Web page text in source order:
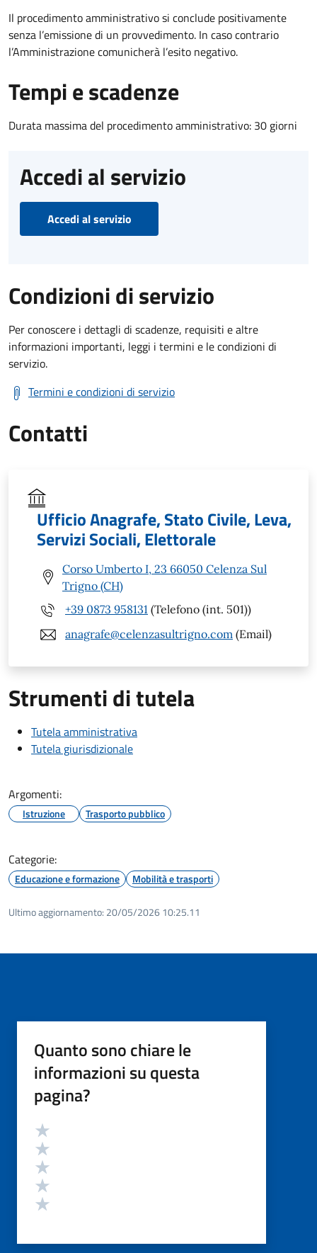
Il procedimento amministrativo si conclude positivamente
senza l’emissione di un provvedimento. In caso contrario
l’Amministrazione comunicherà l’esito negativo.
Tempi e scadenze
Durata massima del procedimento amministrativo: 30 giorni
Accedi al servizio
Accedi al servizio
Condizioni di servizio
Per conoscere i dettagli di scadenze, requisiti e altre
informazioni importanti, leggi i termini e le condizioni di
servizio.
Termini e condizioni di servizio
Contatti
Ufficio Anagrafe, Stato Civile, Leva,
Servizi Sociali, Elettorale
Corso Umberto I, 23 66050 Celenza Sul
Trigno (CH)
+39 0873 958131 (Telefono (int. 501))
anagrafe@celenzasultrigno.com (Email)
Strumenti di tutela
Tutela amministrativa
Tutela giurisdizionale
Argomenti:
Istruzione Trasporto pubblico
Categorie:
Educazione e formazione Mobilità e trasporti
Ultimo aggiornamento: 20/05/2026 10:25.11
Quanto sono chiare le
informazioni su questa
pagina?
Valutazione